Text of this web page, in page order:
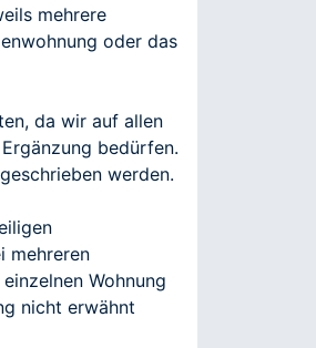
mehrere
oder das
da wir auf allen
bedürfen.
werden.
mehreren
Wohnung
nicht erwähnt